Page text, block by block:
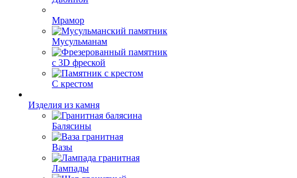
Мрамор
Мусульманам
с 3D фреской
С крестом
Изделия из камня
Балясины
Вазы
Лампады